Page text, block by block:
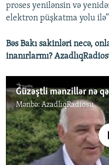
proses yenilənsin və
elektron püşkatma yolu
Bəs Bakı sakinləri necə,
inanırlarmı?
Güzəştli mənzillər nə
Mənbə:AzadlıqRadiosu
No media